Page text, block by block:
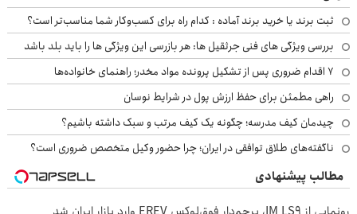
ثبت برند یا خرید برند آماده : کدام راه برای کسب‌وکار شما مناسب‌تر است؟
بررسی ویژگی های فنی جرثقیل ها: هر بازرسی این ویژگی ها را باید بلد باشد
۷ اقدام ضروری پس از تشکیل پرونده مواد مخدر؛ راهنمای خانواده‌ها
راهی مطمئن برای حفظ ارزش پول در شرایط نوسان
چیدمان کیف مدرسه؛ چگونه یک کیف مرتب و سبک داشته باشیم؟
ناگفته‌های طلاق توافقی در ایران؛ چرا حضور وکیل متخصص ضروری است؟
مطالب پیشنهادی